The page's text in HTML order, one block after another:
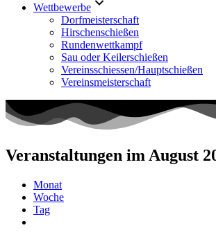
Wettbewerbe
Dorfmeisterschaft
Hirschenschießen
Rundenwettkampf
Sau oder Keilerschießen
Vereinsschiessen/Hauptschießen
Vereinsmeisterschaft
Veranstaltungen im August
Monat
Woche
Tag